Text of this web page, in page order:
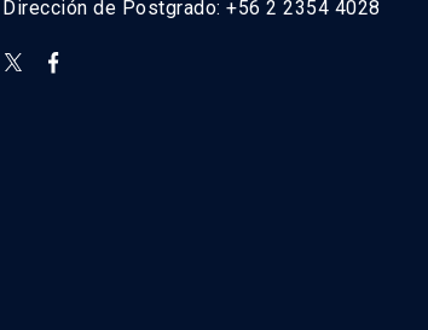
Dirección de Postgrado: +56 2 2354 4028